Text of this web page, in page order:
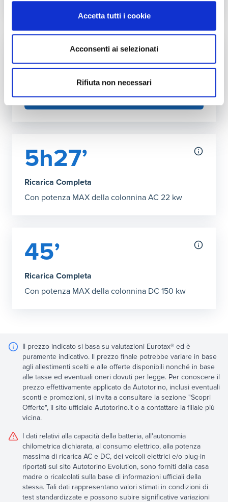
Accetta tutti i cookie
Acconsenti ai selezionati
Rifiuta non necessari
Grafico che mostra l'autonomia in chilometri ottenibile
30 minuti:137 km
Fai l'upgrade a più kW in casa
Puoi aumentare la potenza della tua rete
SCOPRI COME
5h27’
Ricarica Completa
Con potenza MAX della colonnina AC 22 kw
45’
Ricarica Completa
Con potenza MAX della colonnina DC 150 kw
Il prezzo indicato si basa su valutazioni Eurotax® ed è
puramente indicativo. Il prezzo finale potrebbe variare in base
agli allestimenti scelti e alle offerte disponibili nonché in base
alle tasse ed eventuali oneri dovuti per legge. Per conoscere il
prezzo effettivamente applicato da Autotorino, inclusi eventuali
sconti e promozioni, si invita a consultare la sezione "Scopri
Offerte", il sito ufficiale Autotorino.it o a contattare la filiale più
vicina.
I dati relativi alla capacità della batteria, all'autonomia
chilometrica dichiarata, al consumo elettrico, alla potenza
massima di ricarica AC e DC, dei veicoli elettrici e/o plug-in
riportati sul sito Autotorino Evolution, sono forniti dalla casa
madre o ricalcolati sulla base di informazioni ufficiali della
stessa. Tali dati rappresentano valori stimati in condizioni di
test standardizzate e possono subire significative variazioni